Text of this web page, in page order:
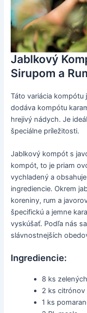
Jablkový
Sirupom a
Táto variácia
dodáva kompótu
hrejivý nádych. Je
špeciálne príležitosti.
Jablkový kompót s
kompót, to je priam
vychladený a
ingrediencie. Okrem
koreniny, rum a
špecifickú a jemne
vyskúšať. Podľa nás
slávnostnejších
Ingrediencie:
8 ks
2 ks citrónov
1 ks